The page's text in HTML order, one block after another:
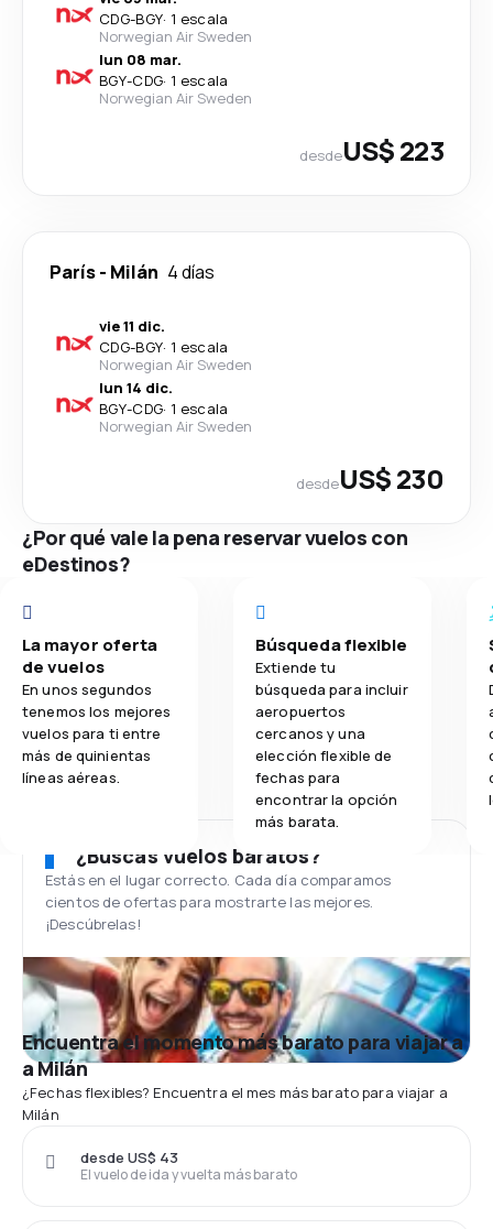
CDG-BGY· 1 escala
Norwegian Air Sweden
lun 08 mar.
BGY-CDG· 1 escala
Norwegian Air Sweden
desdeUS$ 223
París- Milán 4 días
vie 11 dic.
CDG-BGY· 1 escala
Norwegian Air Sweden
lun 14 dic.
BGY-CDG· 1 escala
Norwegian Air Sweden
desdeUS$ 230
¿Por qué vale la pena reservar vuelos con
eDestinos?
La mayor oferta
de vuelos
En unos segundos
tenemos los mejores
vuelos para ti entre
más de quinientas
líneas aéreas.
Búsqueda flexible
Extiende tu
búsqueda para incluir
aeropuertos
cercanos y una
elección flexible de
fechas para
encontrar la opción
más barata.
¿Buscas vuelos baratos?
Estás en el lugar correcto. Cada día comparamos
cientos de ofertas para mostrarte las mejores.
¡Descúbrelas!
Encuentra el momento más barato para viajar a
a Milán
¿Fechas flexibles? Encuentra el mes más barato para viajar a
Milán
El vuelo de ida y vuelta más barato
desde US$ 43